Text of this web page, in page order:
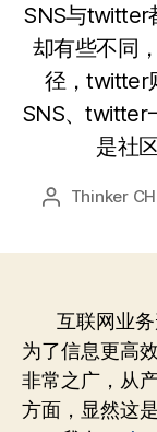
SNS与twitter
却有些不同
径，twitter
SNS、twitter
是社
文 Thinker
互联网业务
为了信息更高
非常之广，从
方面，显然这